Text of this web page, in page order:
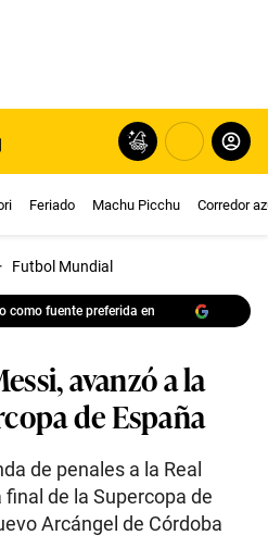
Feriado Machu Picchu Corredor
· Futbol Mundial
como fuente preferida en
avanzó a la
de España
de penales a la Real
de la Supercopa de
Arcángel de Córdoba